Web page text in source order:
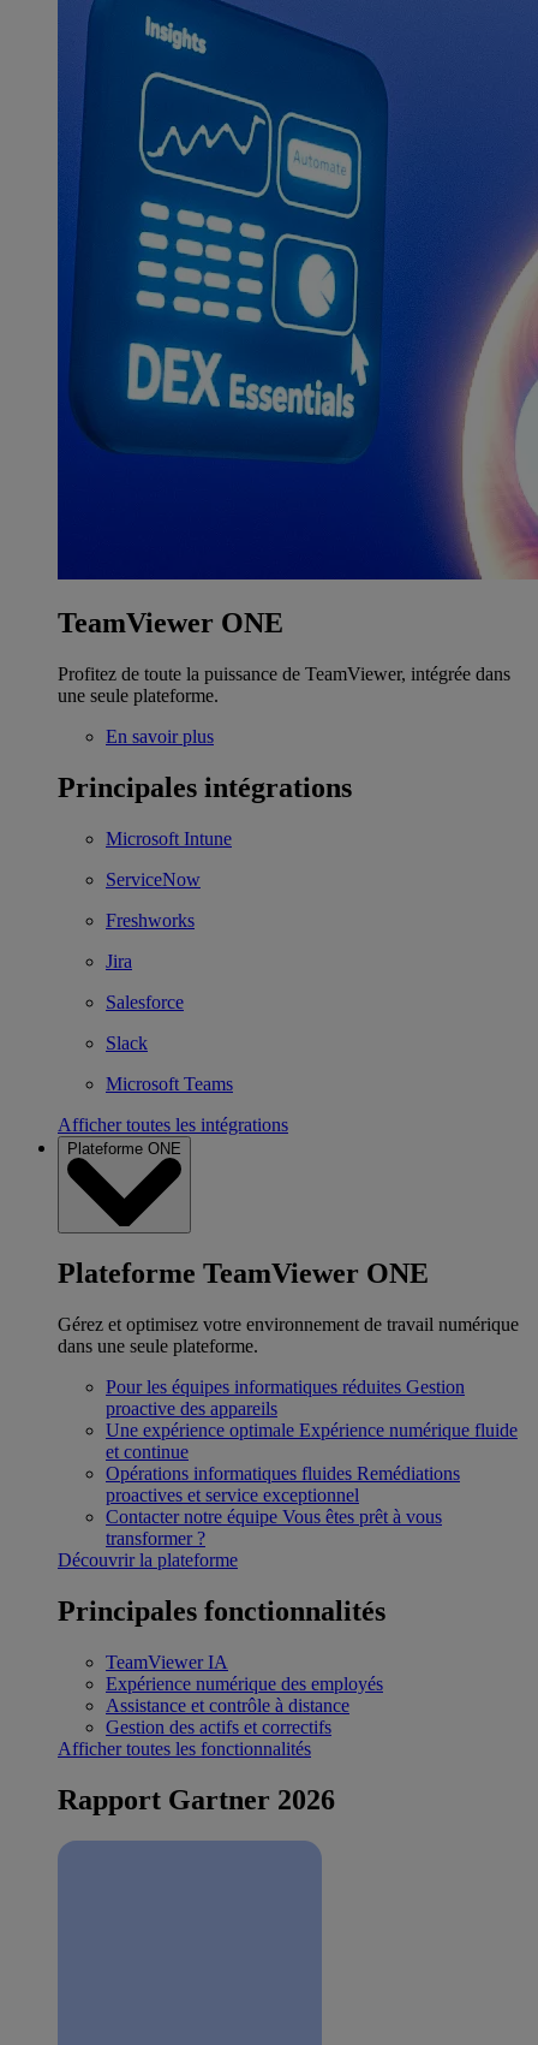
TeamViewer ONE
Profitez de toute la puissance de TeamViewer, intégrée dans
une seule plateforme.
En savoir plus
Principales intégrations
Microsoft Intune
ServiceNow
Freshworks
Jira
Salesforce
Slack
Microsoft Teams
Afficher toutes les intégrations
Plateforme ONE
Plateforme TeamViewer ONE
Gérez et optimisez votre environnement de travail numérique
dans une seule plateforme.
Pour les équipes informatiques réduites Gestion
proactive des appareils
Une expérience optimale Expérience numérique fluide
et continue
Opérations informatiques fluides Remédiations
proactives et service exceptionnel
Contacter notre équipe Vous êtes prêt à vous
transformer ?
Découvrir la plateforme
Principales fonctionnalités
TeamViewer IA
Expérience numérique des employés
Assistance et contrôle à distance
Gestion des actifs et correctifs
Afficher toutes les fonctionnalités
Rapport Gartner 2026